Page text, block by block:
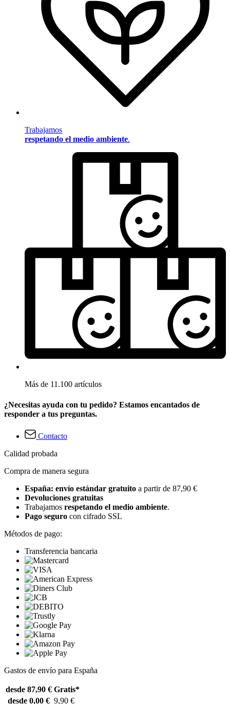
Trabajamos
respetando el medio ambiente.
Más de 11.100 artículos
¿Necesitas ayuda con tu pedido? Estamos encantados de
responder a tus preguntas.
Contacto
Calidad probada
Compra de manera segura
España: envío estándar gratuito a partir de 87,90 €
Devoluciones gratuitas
Trabajamos respetando el medio ambiente.
Pago seguro con cifrado SSL
Métodos de pago:
Transferencia bancaria
Gastos de envío para España
desde 87,90 € Gratis*
desde 0,00 € 9,90 €